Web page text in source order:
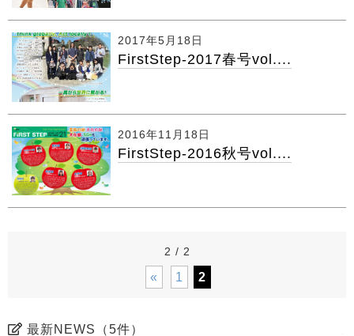
2017年5月18日
FirstStep-2017春号vol....
2016年11月18日
FirstStep-2016秋号vol....
2 / 2
« 1 2
最新NEWS（5件）